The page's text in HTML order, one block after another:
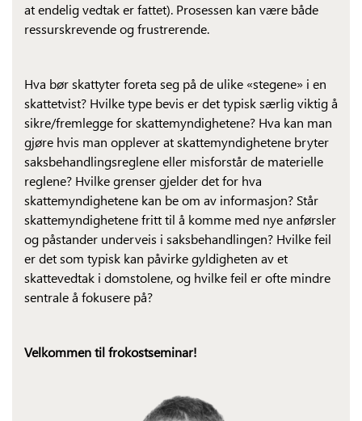
at endelig vedtak er fattet). Prosessen kan være både
ressurskrevende og frustrerende.
Hva bør skattyter foreta seg på de ulike «stegene» i en
skattetvist? Hvilke type bevis er det typisk særlig viktig å
sikre/fremlegge for skattemyndighetene? Hva kan man
gjøre hvis man opplever at skattemyndighetene bryter
saksbehandlingsreglene eller misforstår de materielle
reglene? Hvilke grenser gjelder det for hva
skattemyndighetene kan be om av informasjon? Står
skattemyndighetene fritt til å komme med nye anførsler
og påstander underveis i saksbehandlingen? Hvilke feil
er det som typisk kan påvirke gyldigheten av et
skattevedtak i domstolene, og hvilke feil er ofte mindre
sentrale å fokusere på?
Velkommen til frokostseminar!